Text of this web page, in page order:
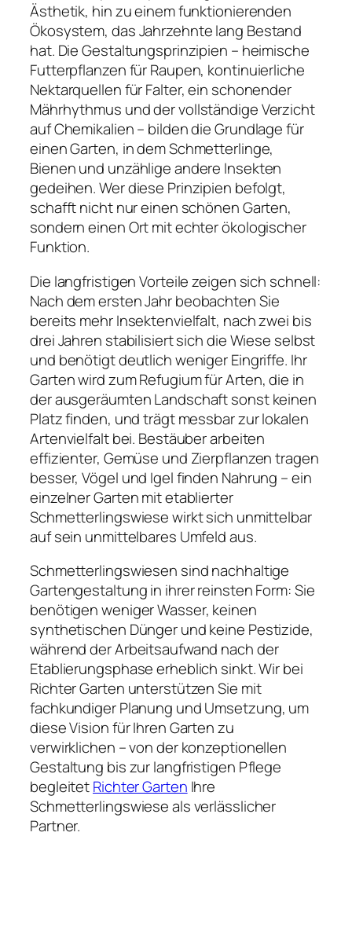
Ästhetik, hin zu einem funktionierenden
Ökosystem, das Jahrzehnte lang Bestand
hat. Die Gestaltungsprinzipien – heimische
Futterpflanzen für Raupen, kontinuierliche
Nektarquellen für Falter, ein schonender
Mährhythmus und der vollständige Verzicht
auf Chemikalien – bilden die Grundlage für
einen Garten, in dem Schmetterlinge,
Bienen und unzählige andere Insekten
gedeihen. Wer diese Prinzipien befolgt,
schafft nicht nur einen schönen Garten,
sondern einen Ort mit echter ökologischer
Funktion.
Die langfristigen Vorteile zeigen sich schnell:
Nach dem ersten Jahr beobachten Sie
bereits mehr Insektenvielfalt, nach zwei bis
drei Jahren stabilisiert sich die Wiese selbst
und benötigt deutlich weniger Eingriffe. Ihr
Garten wird zum Refugium für Arten, die in
der ausgeräumten Landschaft sonst keinen
Platz finden, und trägt messbar zur lokalen
Artenvielfalt bei. Bestäuber arbeiten
effizienter, Gemüse und Zierpflanzen tragen
besser, Vögel und Igel finden Nahrung – ein
einzelner Garten mit etablierter
Schmetterlingswiese wirkt sich unmittelbar
auf sein unmittelbares Umfeld aus.
Schmetterlingswiesen sind nachhaltige
Gartengestaltung in ihrer reinsten Form: Sie
benötigen weniger Wasser, keinen
synthetischen Dünger und keine Pestizide,
während der Arbeitsaufwand nach der
Etablierungsphase erheblich sinkt. Wir bei
Richter Garten unterstützen Sie mit
fachkundiger Planung und Umsetzung, um
diese Vision für Ihren Garten zu
verwirklichen – von der konzeptionellen
Gestaltung bis zur langfristigen Pflege
begleitetRichter Garten Ihre
Schmetterlingswiese als verlässlicher
Partner.